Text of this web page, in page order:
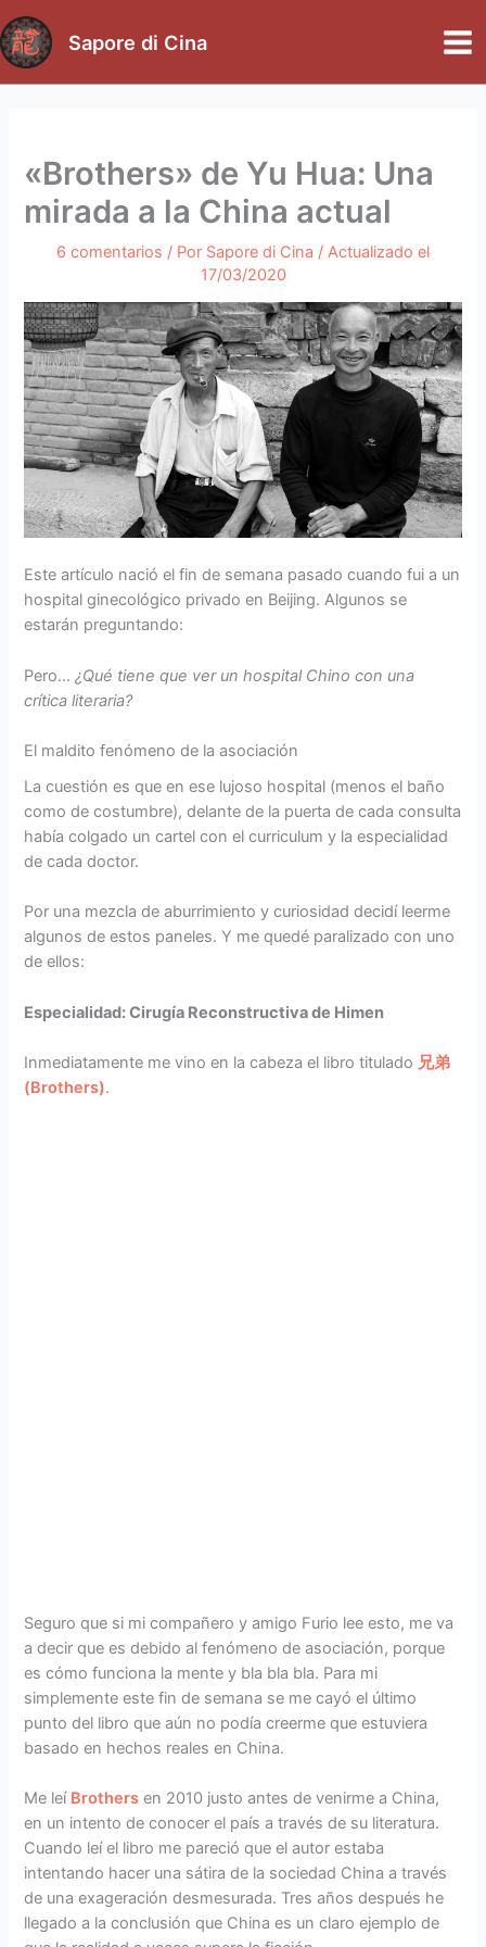
al
contenido
Sapore di Cina
«Brothers» de Yu Hua: Una
mirada a la China actual
6 comentarios / Por Sapore di Cina / Actualizado el
17/03/2020
Este artículo nació el fin de semana pasado cuando fui a un
hospital ginecológico privado en Beijing. Algunos se
estarán preguntando:
Pero…¿Qué tiene que ver un hospital Chino con una
crítica literaria?
El maldito fenómeno de la asociación
La cuestión es que en ese lujoso hospital (menos el baño
como de costumbre), delante de la puerta de cada consulta
había colgado un cartel con el curriculum y la especialidad
de cada doctor.
Por una mezcla de aburrimiento y curiosidad decidí leerme
algunos de estos paneles. Y me quedé paralizado con uno
de ellos:
Especialidad: Cirugía Reconstructiva de Himen
Inmediatamente me vino en la cabeza el libro titulado 兄弟
(Brothers).
Seguro que si mi compañero y amigo Furio lee esto, me va
a decir que es debido al fenómeno de asociación, porque
es cómo funciona la mente y bla bla bla. Para mi
simplemente este fin de semana se me cayó el último
punto del libro que aún no podía creerme que estuviera
basado en hechos reales en China.
Me leí Brothers en 2010 justo antes de venirme a China,
en un intento de conocer el país a través de su literatura.
Cuando leí el libro me pareció que el autor estaba
intentando hacer una sátira de la sociedad China a través
de una exageración desmesurada. Tres años después he
llegado a la conclusión que China es un claro ejemplo de